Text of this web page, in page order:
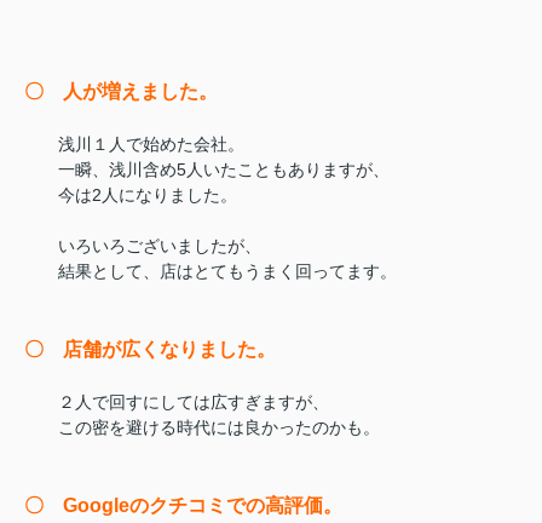
〇 人が増えました。
浅川１人で始めた会社。
一瞬、浅川含め5人いたこともありますが、
今は2人になりました。
いろいろございましたが、
結果として、店はとてもうまく回ってます。
〇 店舗が広くなりました。
２人で回すにしては広すぎますが、
この密を避ける時代には良かったのかも。
〇 Googleのクチコミでの高評価。